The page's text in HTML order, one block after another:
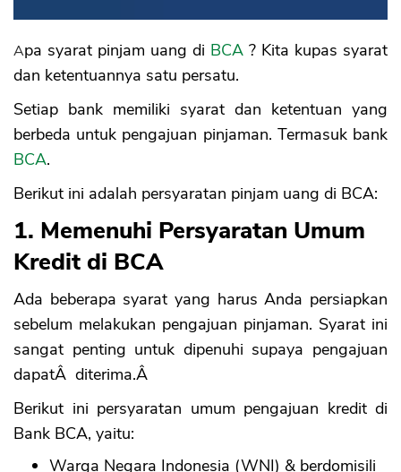
Apa syarat pinjam uang di BCA ? Kita kupas syarat
dan ketentuannya satu persatu.
Setiap bank memiliki syarat dan ketentuan yang
berbeda untuk pengajuan pinjaman. Termasuk bank
BCA.
Berikut ini adalah persyaratan pinjam uang di BCA:
1. Memenuhi Persyaratan Umum
Kredit di BCA
Ada beberapa syarat yang harus Anda persiapkan
sebelum melakukan pengajuan pinjaman. Syarat ini
sangat penting untuk dipenuhi supaya pengajuan
dapatÂ diterima.Â
Berikut ini persyaratan umum pengajuan kredit di
Bank BCA, yaitu:
Warga Negara Indonesia (WNI) & berdomisili